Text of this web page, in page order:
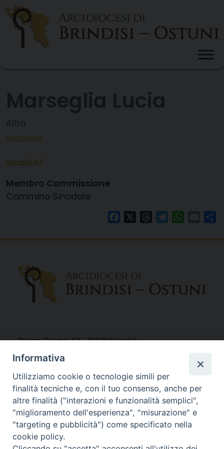
Skip
content
Altro
RESIDENZA:
Incarichi
Membro Commissione
Cammino Sinodale
FacebookThreadsTelegram Email
Piazza Duomo, 12 - 72100 Brindisi
Tel 0831.521958
Fax 0831.528315
Orari Curia
Mar. / Mer. / Giov. ore 9 - 13
nei mesi estivi solo Martedì ore 9 - 13
Informativa
Utilizziamo cookie o tecnologie simili per
finalità tecniche e, con il tuo consenso, anche per
altre finalità ("interazioni e funzionalità semplici",
"miglioramento dell'esperienza", "misurazione" e
"targeting e pubblicità") come specificato nella
cookie policy.